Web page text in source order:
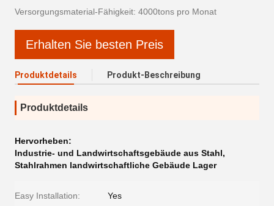
Versorgungsmaterial-Fähigkeit: 4000tons pro Monat
Erhalten Sie besten Preis
Produktdetails Produkt-Beschreibung
Produktdetails
Hervorheben:
Industrie- und Landwirtschaftsgebäude aus Stahl,
Stahlrahmen landwirtschaftliche Gebäude Lager
Easy Installation: Yes